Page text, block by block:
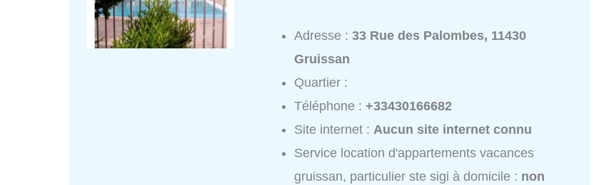
Adresse :33 Rue des Palombes, 11430
Gruissan
Quartier :
Téléphone :+33430166682
Site internet :Aucun site internet connu
Service location d'appartements vacances
gruissan, particulier ste sigi à domicile : non